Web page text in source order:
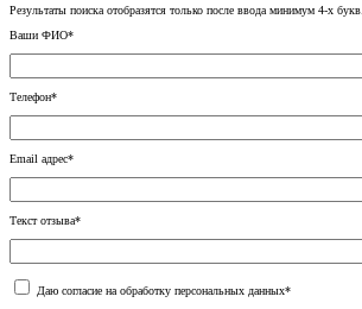
Результаты поиска отобразятся только после ввода минимум 4-х букв.
Ваши ФИО*
Телефон*
Email адрес*
Текст отзыва*
Даю согласие на обработку персональных данных*